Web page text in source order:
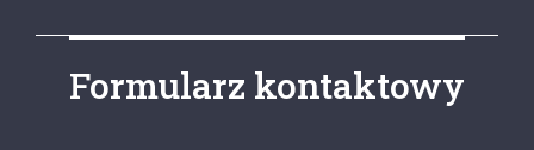
Formularz kontaktowy